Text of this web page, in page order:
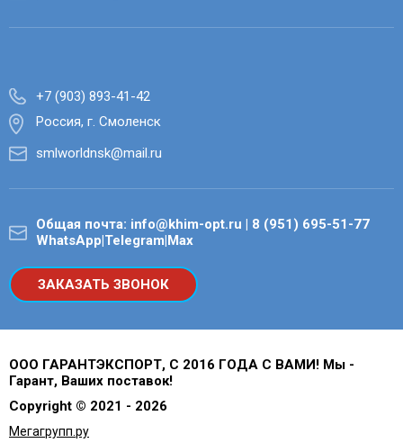
+7 (903) 893-41-42
Россия, г. Смоленск
smlworldnsk@mail.ru
Общая почта: info@khim-opt.ru | 8 (951) 695-51-77
WhatsApp|Telegram|Max
ЗАКАЗАТЬ ЗВОНОК
ООО ГАРАНТЭКСПОРТ, С 2016 ГОДА С ВАМИ! Мы -
Гарант, Ваших поставок!
Copyright © 2021 - 2026
Мегагрупп.ру